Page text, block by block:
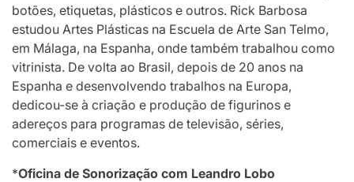
botões, etiquetas, plásticos e outros. Rick Barbosa
estudou Artes Plásticas na Escuela de Arte San Telmo,
em Málaga, na Espanha, onde também trabalhou como
vitrinista. De volta ao Brasil, depois de 20 anos na
Espanha e desenvolvendo trabalhos na Europa,
dedicou-se à criação e produção de figurinos e
adereços para programas de televisão, séries,
comerciais e eventos.
*Oficina de Sonorização com Leandro Lobo